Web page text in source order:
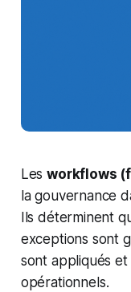
Lesworkflows
la gouvernance
Ils déterminent
exceptions sont
sont appliqués et
opérationnels.